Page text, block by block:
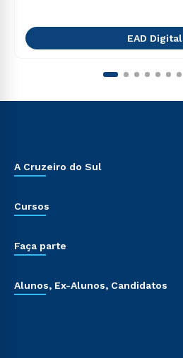
EAD Digital
A Cruzeiro do Sul
Cursos
Faça parte
Alunos, Ex-Alunos, Candidatos